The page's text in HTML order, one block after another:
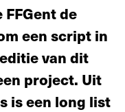
de
een script in
van dit
project. Uit
is een long list